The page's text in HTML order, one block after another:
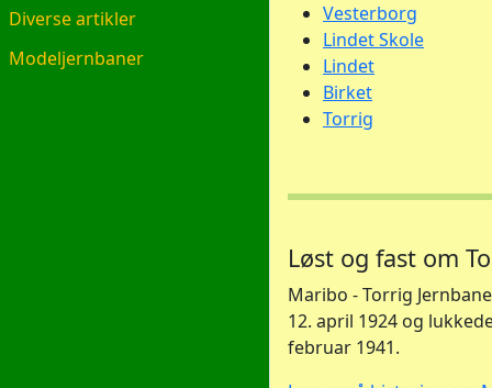
Diverse artikler
Modeljernbaner
Vesterborg
Lindet Skole
Lindet
Birket
Torrig
Løst og fast om
Maribo - Torrig
12. april 1924 og
februar 1941.